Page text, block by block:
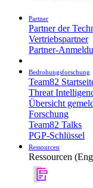
Partner
Partner der
Vertriebspartner
Partner-
Bedrohungsforschung
Team82
Threat
Übersicht
Forschung
Team82 Talks
PGP-Schlüssel
Ressourcen
Ressourcen